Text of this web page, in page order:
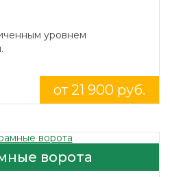
уровнем
от 21 900 руб.
ворота